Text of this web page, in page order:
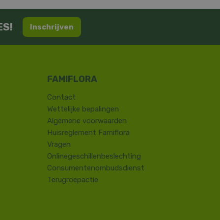
Inschrijven
Contact
​Wettelijke bepalingen
Algemene voorwaarden
Huisreglement Famiflora
Vragen
Onlinegeschillenbeslechting
Consumentenombudsdienst
Terugroepactie